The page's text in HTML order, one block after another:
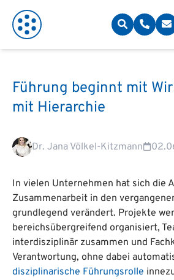
Führung beginnt mit
mit Hierarchie
Dr. Jana Völkel-Kitzmann
In vielen Unternehmen hat sich die
Zusammenarbeit in den
grundlegend verändert. Projekte
bereichsübergreifend organisiert,
interdisziplinär zusammen und
Verantwortung, ohne dabei
disziplinarische Führungsrolle